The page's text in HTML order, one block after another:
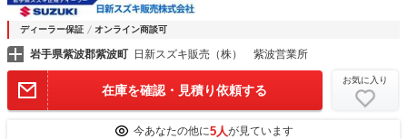
ディーラー保証 オンライン商談可
岩手県紫波郡紫波町 日新スズキ販売（株） 紫波営業所
在庫を確認・見積り依頼する
お気に入り
今あなたの他に5人が見ています